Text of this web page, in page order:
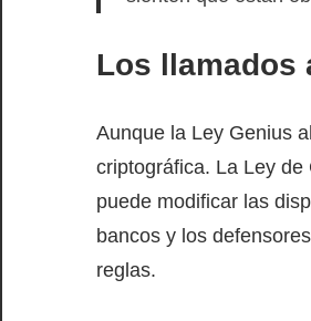
Los llamados
Aunque la Ley Genius
criptográfica. La Ley
puede modificar las
bancos y los
reglas.